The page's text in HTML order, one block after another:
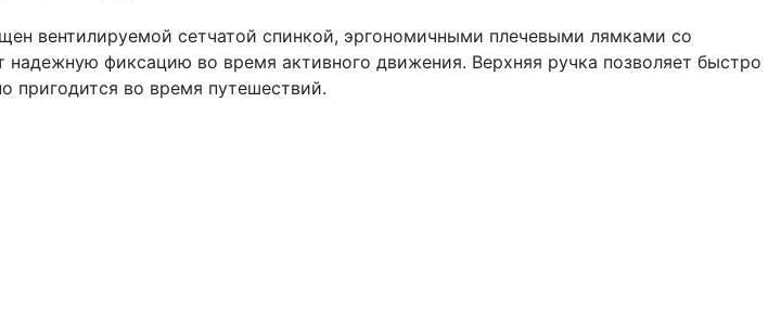
вентилируемой сетчатой спинкой, эргономичными плечевыми лямками со
фиксацию во время активного движения. Верхняя ручка позволяет быстро
пригодится во время путешествий.